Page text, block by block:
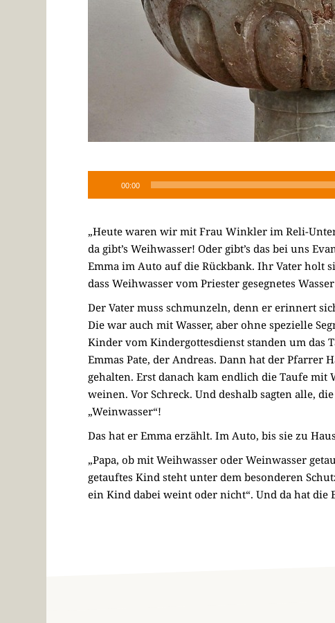
00:00
„Heute waren wir mit Frau Winkler im Reli-
da gibt’s Weihwasser! Oder gibt’s das bei uns
Emma im Auto auf die Rückbank. Ihr Vater holt
dass Weihwasser vom Priester gesegnetes
Der Vater muss schmunzeln, denn er erinnert
Die war auch mit Wasser, aber ohne spezielle
Kinder vom Kindergottesdienst standen um das
Emmas Pate, der Andreas. Dann hat der Pfarrer
gehalten. Erst danach kam endlich die Taufe mit
weinen. Vor Schreck. Und deshalb sagten alle,
„Weinwasser“!
Das hat er Emma erzählt. Im Auto, bis sie zu
„Papa, ob mit Weihwasser oder Weinwasser
getauftes Kind steht unter dem besonderen
ein Kind dabei weint oder nicht“. Und da hat die